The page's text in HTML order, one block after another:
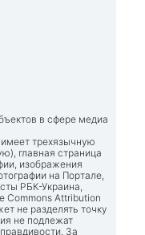
в сфере медиа
трехязычную
главная страница
изображения
на Портале,
РБК-Украина,
Commons Attribution
не разделять точку
не подлежат
За